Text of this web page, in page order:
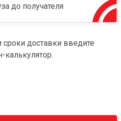
до получателя
доставки введите
калькулятор.